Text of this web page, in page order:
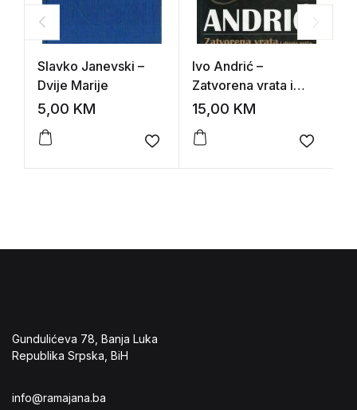
Slavko Janevski –
Dvije Marije
5,00 KM
Add to wishlist
Ivo Andrić –
Zatvorena vrata i
druge priče
15,00 KM
Add to
Gundulićeva 78, Banja Luka
Republika Srpska, BiH
info@ramajana.ba